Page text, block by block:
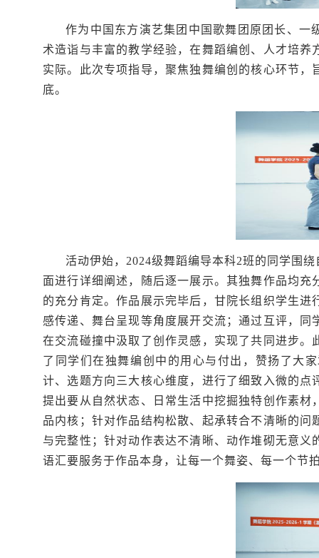
作为中国东方演艺集团中国歌舞团原团长、
术造诣与丰富的教学经验，在舞蹈编创、人才培
实际。此次专项指导，聚焦独舞编创的核心环节
底。
活动伊始，2024级舞蹈编导本科2班的同学围
面进行详细阐述，随后逐一展示。其独舞作品均
的充分肯定。作品展示完毕后，甘院长组织学生
感传递、舞台呈现等角度展开交流；通过互评，
在交流碰撞中汲取了创作灵感，实现了共同进步
了同学们在独舞编创中的用心与付出，赞扬了大
计、选题方向三大核心维度，进行了细致入微的
提出要从自然状态、日常生活中挖掘独特创作素
品内核；针对作品结构松散、起承转合不清晰的
与完整性；针对动作表达不清晰、动作堆砌无意
语汇要服务于作品本身，让每一个舞姿、每一个节